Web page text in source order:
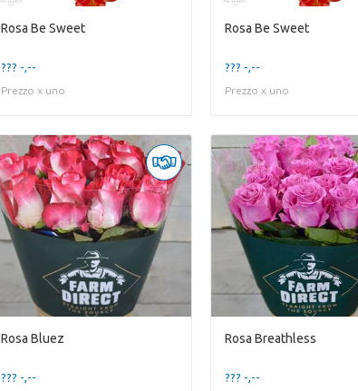
Rosa Be Sweet
??? -,--
Prezzo x uno
Rosa Be Sweet
??? -,--
Prezzo x uno
Rosa Bluez
??? -,--
Rosa Breathless
??? -,--